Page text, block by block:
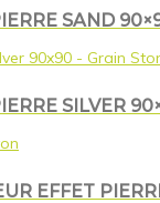
SAND
SILVER
EFFET